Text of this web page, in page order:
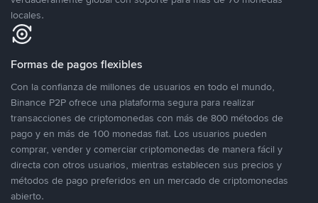
locales.
Formas de pagos flexibles
Con la confianza de millones de usuarios en todo el mundo,
Binance P2P ofrece una plataforma segura para realizar
transacciones de criptomonedas con más de 800 métodos de
pago y en más de 100 monedas fiat. Los usuarios pueden
comprar, vender y comerciar criptomonedas de manera fácil y
directa con otros usuarios, mientras establecen sus precios y
métodos de pago preferidos en un mercado de criptomonedas
abierto.